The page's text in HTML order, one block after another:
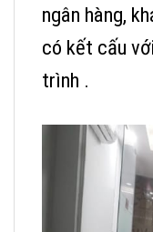
ngân hàng,
có kết cấu
trình .